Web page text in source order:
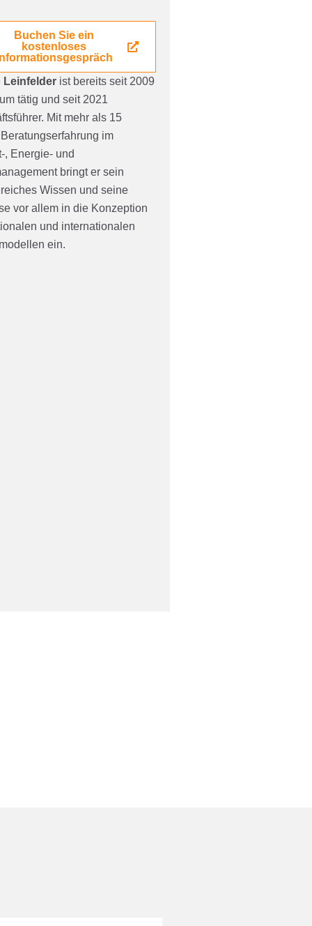
Buchen Sie ein
kostenloses
Informationsgespräch
Leinfelder ist bereits seit 2009
tätig und seit 2021
Mit mehr als 15
im
, Energie- und
bringt er sein
Wissen und seine
vor allem in die Konzeption
und internationalen
ein.